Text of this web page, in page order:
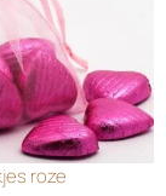
roze